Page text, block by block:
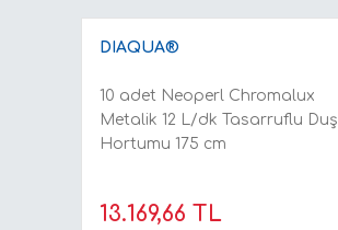
DIAQUA®
10 adet Neoperl Chromalux
Metalik 12 L/dk Tasarruflu Duş
Hortumu 175 cm
13.169,66 TL